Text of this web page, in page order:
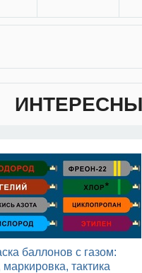
баллонов с газом:
маркировка, тактика